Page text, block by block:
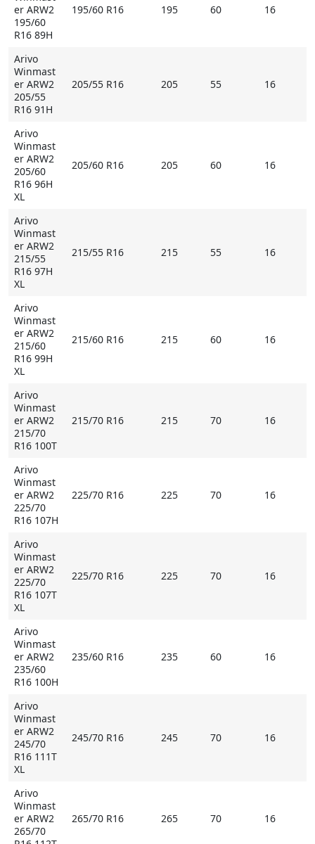
er ARW2
195/60
R16 89H
195/60 R16 195 60 16
Arivo
Winmast
er ARW2
205/55
R16 91H
205/55 R16 205 55 16
Arivo
Winmast
er ARW2
205/60
R16 96H
XL
205/60 R16 205 60 16
Arivo
Winmast
er ARW2
215/55
R16 97H
XL
215/55 R16 215 55 16
Arivo
Winmast
er ARW2
215/60
R16 99H
XL
215/60 R16 215 60 16
Arivo
Winmast
er ARW2
215/70
R16 100T
215/70 R16 215 70 16
Arivo
Winmast
er ARW2
225/70
R16 107H
225/70 R16 225 70 16
Arivo
Winmast
er ARW2
225/70
R16 107T
XL
225/70 R16 225 70 16
Arivo
Winmast
er ARW2
235/60
R16 100H
235/60 R16 235 60 16
Arivo
Winmast
er ARW2
245/70
R16 111T
XL
245/70 R16 245 70 16
Arivo
Winmast
er ARW2
265/70
265/70 R16 265 70 16